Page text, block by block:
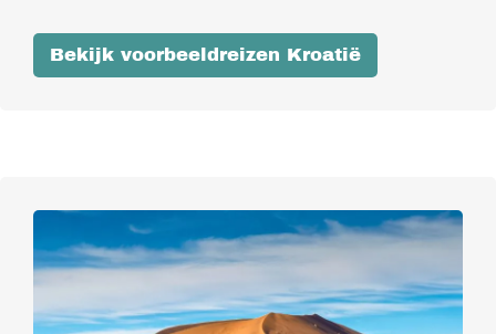
Bekijk voorbeeldreizen Kroatië